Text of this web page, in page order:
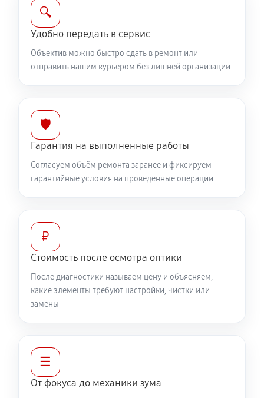
Ремонт передней линзы объектива
920 руб 60 минут
Ремонт механических узлов
Ремонт кольца зуммирования
Разблокировка заклинивания
630 руб 60 минут
Замена светофильтра объектива Canon EF-M 22mm
f/2 STM
1040 руб 60 минут
🔍
Удобно передать в сервис
Объектив можно быстро сдать в ремонт или
отправить нашим курьером без лишней организации
🛡️
Гарантия на выполненные работы
Согласуем объём ремонта заранее и фиксируем
гарантийные условия на проведённые операции
₽
Стоимость после осмотра оптики
После диагностики называем цену и объясняем,
какие элементы требуют настройки, чистки или
замены
☰
От фокуса до механики зума